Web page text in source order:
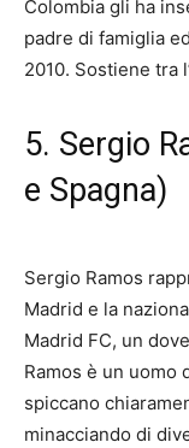
Colombia gli ha
padre di famiglia
2010. Sostiene tra
5. Sergio
e Spagna)
Sergio Ramos
Madrid e la
Madrid FC, un
Ramos è un uomo
spiccano
minacciando di